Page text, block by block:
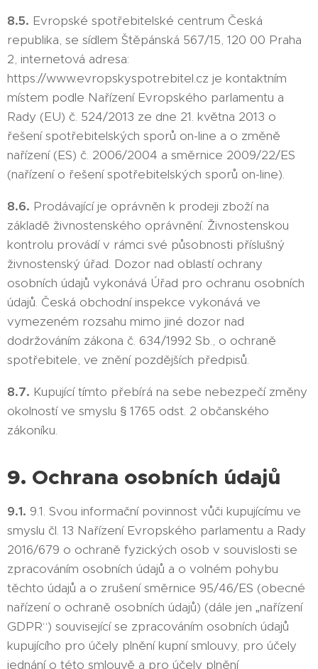
8.5. Evropské spotřebitelské centrum Česká
republika, se sídlem Štěpánská 567/15, 120 00 Praha
2, internetová adresa:
https://www.evropskyspotrebitel.cz je kontaktním
místem podle Nařízení Evropského parlamentu a
Rady (EU) č. 524/2013 ze dne 21. května 2013 o
řešení spotřebitelských sporů on-line a o změně
nařízení (ES) č. 2006/2004 a směrnice 2009/22/ES
(nařízení o řešení spotřebitelských sporů on-line).
8.6. Prodávající je oprávněn k prodeji zboží na
základě živnostenského oprávnění. Živnostenskou
kontrolu provádí v rámci své působnosti příslušný
živnostenský úřad. Dozor nad oblastí ochrany
osobních údajů vykonává Úřad pro ochranu osobních
údajů. Česká obchodní inspekce vykonává ve
vymezeném rozsahu mimo jiné dozor nad
dodržováním zákona č. 634/1992 Sb., o ochraně
spotřebitele, ve znění pozdějších předpisů.
8.7. Kupující tímto přebírá na sebe nebezpečí změny
okolností ve smyslu § 1765 odst. 2 občanského
zákoníku.
9. Ochrana osobních údajů
9.1. 9.1. Svou informační povinnost vůči kupujícímu ve
smyslu čl. 13 Nařízení Evropského parlamentu a Rady
2016/679 o ochraně fyzických osob v souvislosti se
zpracováním osobních údajů a o volném pohybu
těchto údajů a o zrušení směrnice 95/46/ES (obecné
nařízení o ochraně osobních údajů) (dále jen „nařízení
GDPR“) související se zpracováním osobních údajů
kupujícího pro účely plnění kupní smlouvy, pro účely
jednání o této smlouvě a pro účely plnění